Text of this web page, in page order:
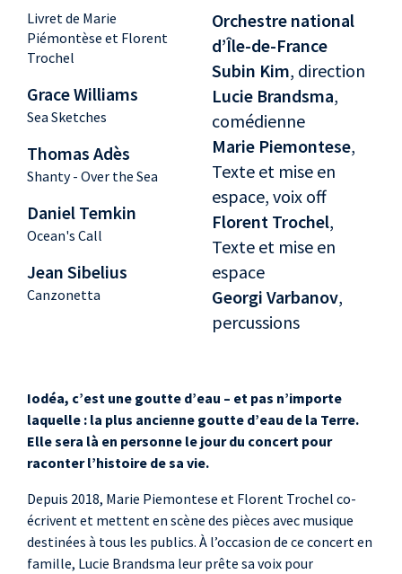
Livret de Marie
Piémontèse et Florent
Trochel
Grace Williams
Sea Sketches
Thomas Adès
Shanty - Over the Sea
Daniel Temkin
Ocean's Call
Jean Sibelius
Canzonetta
Orchestre national
d’Île-de-France
Subin Kim, direction
Lucie Brandsma,
comédienne
Marie Piemontese,
Texte et mise en
espace, voix off
Florent Trochel,
Texte et mise en
espace
Georgi Varbanov,
percussions
Iodéa, c’est une goutte d’eau – et pas n’importe
laquelle : la plus ancienne goutte d’eau de la Terre.
Elle sera là en personne le jour du concert pour
raconter l’histoire de sa vie.
Depuis 2018, Marie Piemontese et Florent Trochel co-
écrivent et mettent en scène des pièces avec musique
destinées à tous les publics. À l’occasion de ce concert en
famille, Lucie Brandsma leur prête sa voix pour